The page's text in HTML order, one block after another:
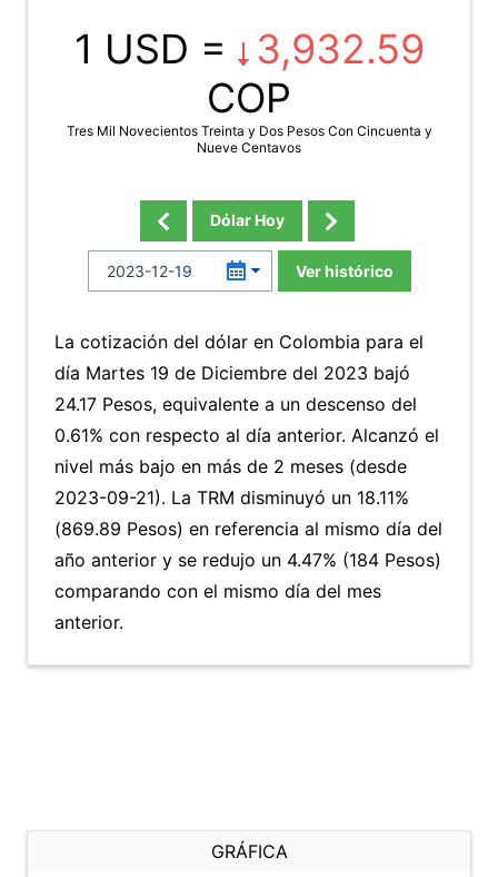
1 USD =
3,932.59
COP
Tres Mil Novecientos Treinta y Dos Pesos Con Cincuenta y
Nueve Centavos
Dólar Hoy
Ver histórico
La cotización del dólar en Colombia para el
día Martes 19 de Diciembre del 2023 bajó
24.17 Pesos, equivalente a un descenso del
0.61% con respecto al día anterior. Alcanzó el
nivel más bajo en más de 2 meses (desde
2023-09-21). La TRM disminuyó un 18.11%
(869.89 Pesos) en referencia al mismo día del
año anterior y se redujo un 4.47% (184 Pesos)
comparando con el mismo día del mes
anterior.
GRÁFICA